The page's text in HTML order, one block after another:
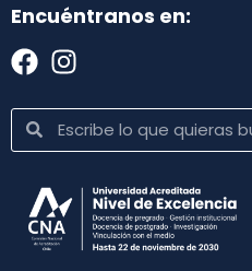
Encuéntranos en: